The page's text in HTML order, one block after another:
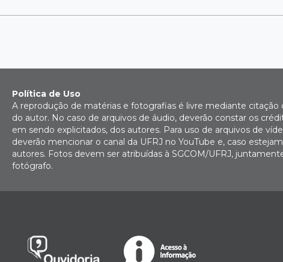
Política de Uso
A reprodução de matérias e fotografias é livre mediante citação
do autor. No caso de arquivos de áudio, deverão constar os
em sendo explicitados, dos autores. Para uso de arquivos de
deverão mencionar o canal da UFRJ no YouTube e, caso
autores. Fotos devem ser atribuídas à SGCOM/UFRJ,
fotógrafo.